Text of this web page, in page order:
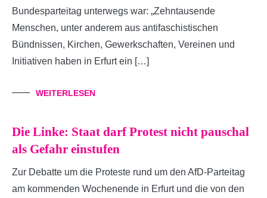
Bundesparteitag unterwegs war: „Zehntausende
Menschen, unter anderem aus antifaschistischen
Bündnissen, Kirchen, Gewerkschaften, Vereinen und
Initiativen haben in Erfurt ein […]
WEITERLESEN
Die Linke: Staat darf Protest nicht pauschal
als Gefahr einstufen
Zur Debatte um die Proteste rund um den AfD-Parteitag
am kommenden Wochenende in Erfurt und die von den